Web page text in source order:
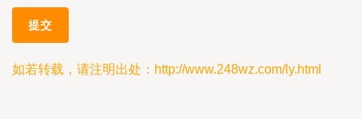
如若转载，请注明出处：http://www.248wz.com/ly.html